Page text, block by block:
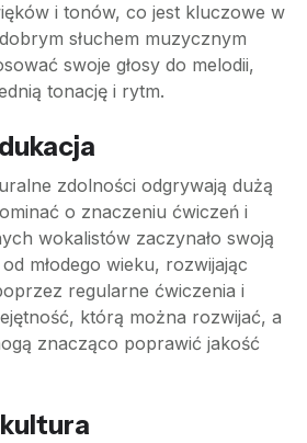
i tonów, co jest kluczowe w
słuchem muzycznym
swoje głosy do melodii,
tonację i rytm.
zdolności odgrywają dużą
o znaczeniu ćwiczeń i
wokalistów zaczynało swoją
młodego wieku, rozwijając
regularne ćwiczenia i
którą można rozwijać, a
znacząco poprawić jakość